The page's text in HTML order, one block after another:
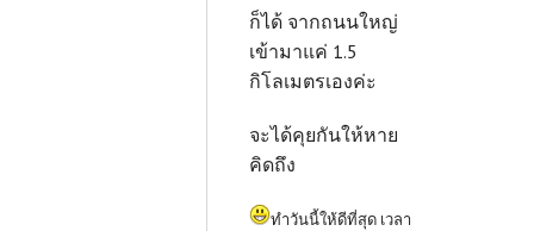
ก็ได้ จากถนนใหญ่
เข้ามาแค่ 1.5
กิโลเมตรเองค่ะ
จะได้คุยกันให้หาย
คิดถึง
ทำวันนี้ให้ดีที่สุด เวลา